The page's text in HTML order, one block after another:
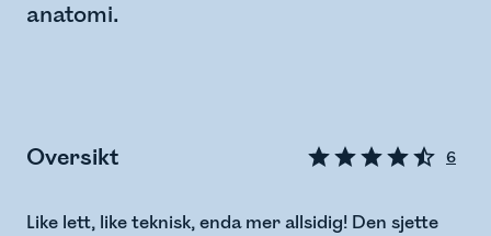
anatomi.
Oversikt 6
Like lett, like teknisk, enda mer allsidig! Den sjette